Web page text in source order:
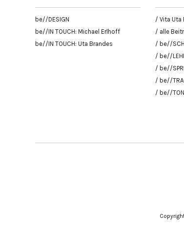
be//DESIGN
be//IN TOUCH: Michael Erlhoff
be//IN TOUCH: Uta Brandes
/ Vita Uta
/ alle
/ be//
/ be//
/ be//
/ be//
/ be//